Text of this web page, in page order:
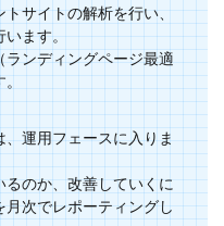
サイトの解析を行い、
います。
ンディングページ最適
。
運用フェースに入りま
のか、改善していくに
次でレポーティングし